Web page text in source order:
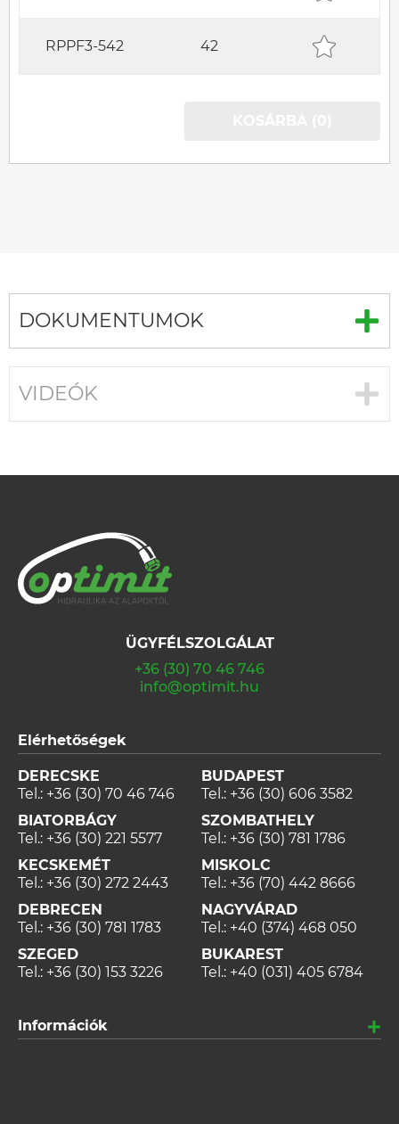
RPPF3-542 42
DOKUMENTUMOK
VIDEÓK
ÜGYFÉLSZOLGÁLAT
+36 (30) 70 46 746
info@optimit.hu
Elérhetőségek
DERECSKE
Tel.: +36 (30) 70 46 746
BIATORBÁGY
Tel.: +36 (30) 221 5577
KECSKEMÉT
Tel.: +36 (30) 272 2443
DEBRECEN
Tel.: +36 (30) 781 1783
SZEGED
Tel.: +36 (30) 153 3226
BUDAPEST
Tel.: +36 (30) 606 3582
SZOMBATHELY
Tel.: +36 (30) 781 1786
MISKOLC
Tel.: +36 (70) 442 8666
NAGYVÁRAD
Tel.: +40 (374) 468 050
BUKAREST
Tel.: +40 (031) 405 6784
Információk